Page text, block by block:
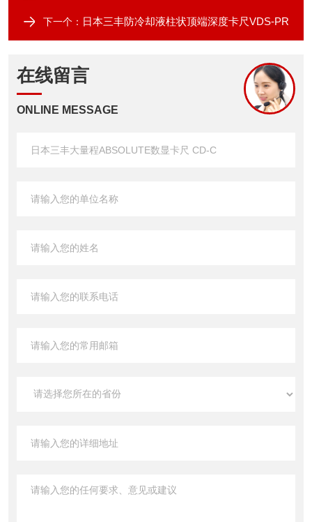
下一个： 日本三丰防冷却液柱状顶端深度卡尺VDS-PR
在线留言
ONLINE MESSAGE